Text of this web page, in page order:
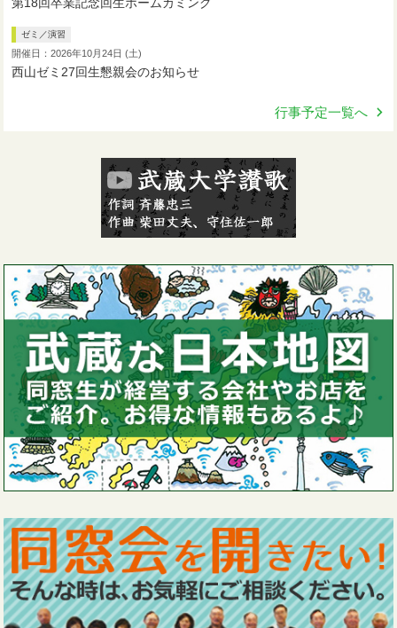
第18回卒業記念回生ホームカミング
ゼミ／演習
開催日：2026年10月24日 (土)
西山ゼミ27回生懇親会のお知らせ
行事予定一覧へ